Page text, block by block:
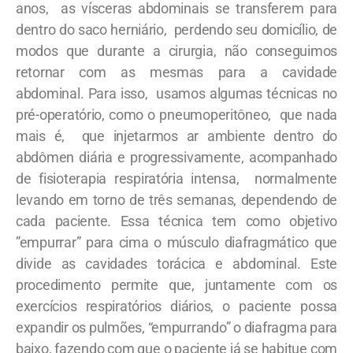
anos, as vísceras abdominais se transferem para
dentro do saco herniário, perdendo seu domicílio, de
modos que durante a cirurgia, não conseguimos
retornar com as mesmas para a cavidade
abdominal. Para isso, usamos algumas técnicas no
pré-operatório, como o pneumoperitôneo, que nada
mais é, que injetarmos ar ambiente dentro do
abdômen diária e progressivamente, acompanhado
de fisioterapia respiratória intensa, normalmente
levando em torno de três semanas, dependendo de
cada paciente. Essa técnica tem como objetivo
”empurrar” para cima o músculo diafragmático que
divide as cavidades torácica e abdominal. Este
procedimento permite que, juntamente com os
exercícios respiratórios diários, o paciente possa
expandir os pulmões, “empurrando” o diafragma para
baixo, fazendo com que o paciente já se habitue com